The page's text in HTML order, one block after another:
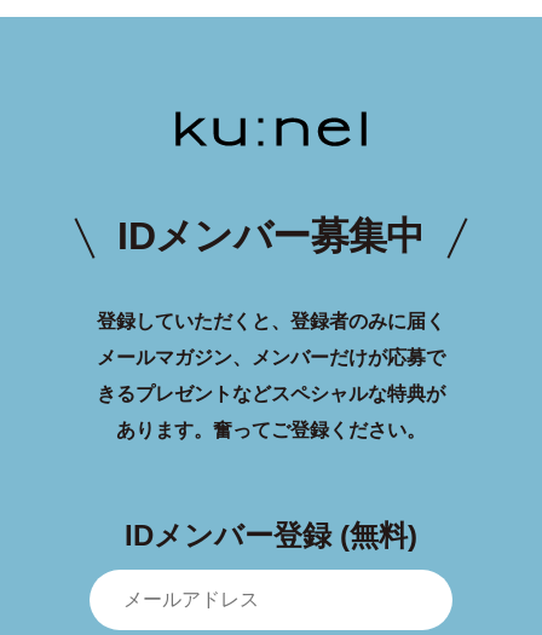
IDメンバー募集中
登録していただくと、登録者のみに届く
メールマガジン、メンバーだけが応募で
きるプレゼントなどスペシャルな特典が
あります。 奮ってご登録ください。
IDメンバー登録 (無料)